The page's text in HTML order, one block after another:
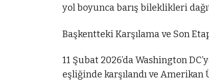
yol boyunca barış bileklikleri
Başkentteki Karşılama ve Son
11 Şubat 2026’da Washington
eşliğinde karşılandı ve